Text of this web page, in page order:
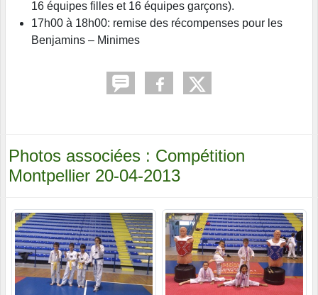
16 équipes filles et 16 équipes garçons).
17h00 à 18h00: remise des récompenses pour les
Benjamins – Minimes
Photos associées : Compétition
Montpellier 20-04-2013